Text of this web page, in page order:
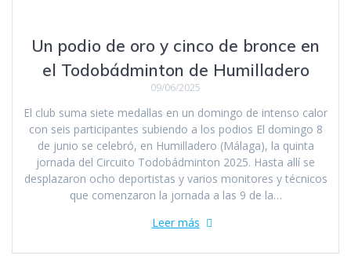
Un podio de oro y cinco de bronce en
el Todobádminton de Humilladero
09/06/2025
El club suma siete medallas en un domingo de intenso calor
con seis participantes subiendo a los podios El domingo 8
de junio se celebró, en Humilladero (Málaga), la quinta
jornada del Circuito Todobádminton 2025. Hasta allí se
desplazaron ocho deportistas y varios monitores y técnicos
que comenzaron la jornada a las 9 de la…
Leer más